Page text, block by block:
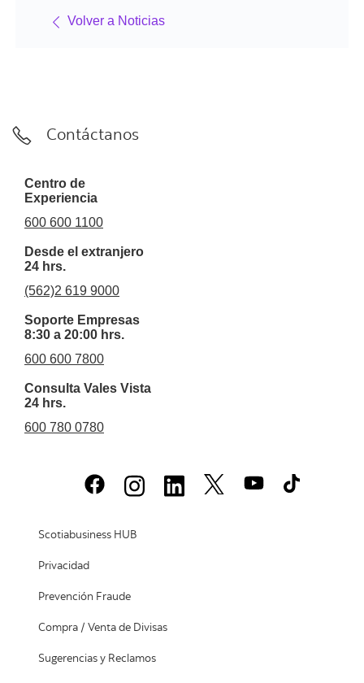
Volver a Noticias
Contáctanos
Centro de
Experiencia
600 600 1100
Desde el extranjero
24 hrs.
(562)2 619 9000
Soporte Empresas
8:30 a 20:00 hrs.
600 600 7800
Consulta Vales Vista
24 hrs.
600 780 0780
Scotiabusiness HUB
Privacidad
Prevención Fraude
Compra / Venta de Divisas
Sugerencias y Reclamos